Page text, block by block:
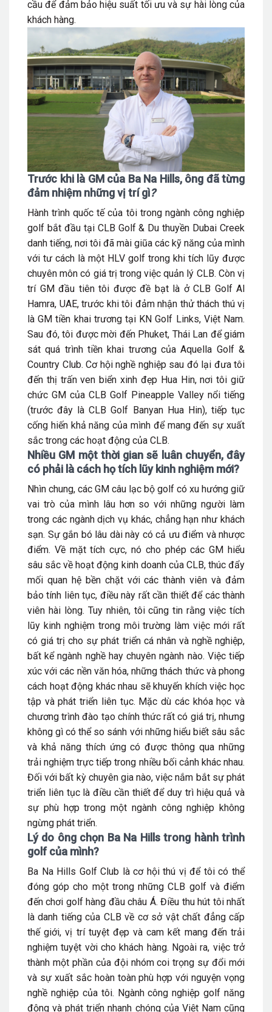
cầu để đảm bảo hiệu suất tối ưu và sự hài lòng của
khách hàng.
Trước khi là GM của Ba Na Hills, ông đã từng
đảm nhiệm những vị trí gì?
Hành trình quốc tế của tôi trong ngành công nghiệp
golf bắt đầu tại CLB Golf & Du thuyền Dubai Creek
danh tiếng, nơi tôi đã mài giũa các kỹ năng của mình
với tư cách là một HLV golf trong khi tích lũy được
chuyên môn có giá trị trong việc quản lý CLB. Còn vị
trí GM đầu tiên tôi được đề bạt là ở CLB Golf Al
Hamra, UAE, trước khi tôi đảm nhận thử thách thú vị
là GM tiền khai trương tại KN Golf Links, Việt Nam.
Sau đó, tôi được mời đến Phuket, Thái Lan để giám
sát quá trình tiền khai trương của Aquella Golf &
Country Club. Cơ hội nghề nghiệp sau đó lại đưa tôi
đến thị trấn ven biển xinh đẹp Hua Hin, nơi tôi giữ
chức GM của CLB Golf Pineapple Valley nổi tiếng
(trước đây là CLB Golf Banyan Hua Hin), tiếp tục
cống hiến khả năng của mình để mang đến sự xuất
sắc trong các hoạt động của CLB.
Nhiều GM một thời gian sẽ luân chuyển,đây
có phải là cách họ tích lũy kinh nghiệm mới?
Nhìn chung, các GM câu lạc bộ golf có xu hướng giữ
vai trò của mình lâu hơn so với những người làm
trong các ngành dịch vụ khác, chẳng hạn như khách
sạn. Sự gắn bó lâu dài này có cả ưu điểm và nhược
điểm. Về mặt tích cực, nó cho phép các GM hiểu
sâu sắc về hoạt động kinh doanh của CLB, thúc đẩy
mối quan hệ bền chặt với các thành viên và đảm
bảo tính liên tục, điều này rất cần thiết để các thành
viên hài lòng. Tuy nhiên, tôi cũng tin rằng việc tích
lũy kinh nghiệm trong môi trường làm việc mới rất
có giá trị cho sự phát triển cá nhân và nghề nghiệp,
bất kể ngành nghề hay chuyên ngành nào. Việc tiếp
xúc với các nền văn hóa, những thách thức và phong
cách hoạt động khác nhau sẽ khuyến khích việc học
tập và phát triển liên tục. Mặc dù các khóa học và
chương trình đào tạo chính thức rất có giá trị, nhưng
không gì có thể so sánh với những hiểu biết sâu sắc
và khả năng thích ứng có được thông qua những
trải nghiệm trực tiếp trong nhiều bối cảnh khác nhau.
Đối với bất kỳ chuyên gia nào, việc nắm bắt sự phát
triển liên tục là điều cần thiết để duy trì hiệu quả và
sự phù hợp trong một ngành công nghiệp không
ngừng phát triển.
Lýdo ông chọn Ba Na Hills trong hành trình
golf của mình?
Ba Na Hills Golf Club là cơ hội thú vị để tôi có thể
đóng góp cho một trong những CLB golf và điểm
đến chơi golf hàng đầu châu Á. Điều thu hút tôi nhất
là danh tiếng của CLB về cơ sở vật chất đẳng cấp
thế giới, vị trí tuyệt đẹp và cam kết mang đến trải
nghiệm tuyệt vời cho khách hàng. Ngoài ra, việc trở
thành một phần của đội nhóm coi trọng sự đổi mới
và sự xuất sắc hoàn toàn phù hợp với nguyện vọng
nghề nghiệp của tôi. Ngành công nghiệp golf năng
động và phát triển nhanh chóng của Việt Nam cũng